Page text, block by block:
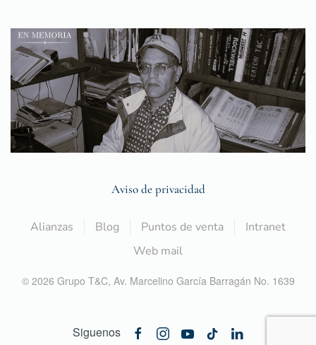
Aviso de privacidad
Alianzas Blog Puntos de venta
Intranet
Web mail
© 2026 Grupo T&C, Av. Marcelino García Barragán No. 1639
Siguenos